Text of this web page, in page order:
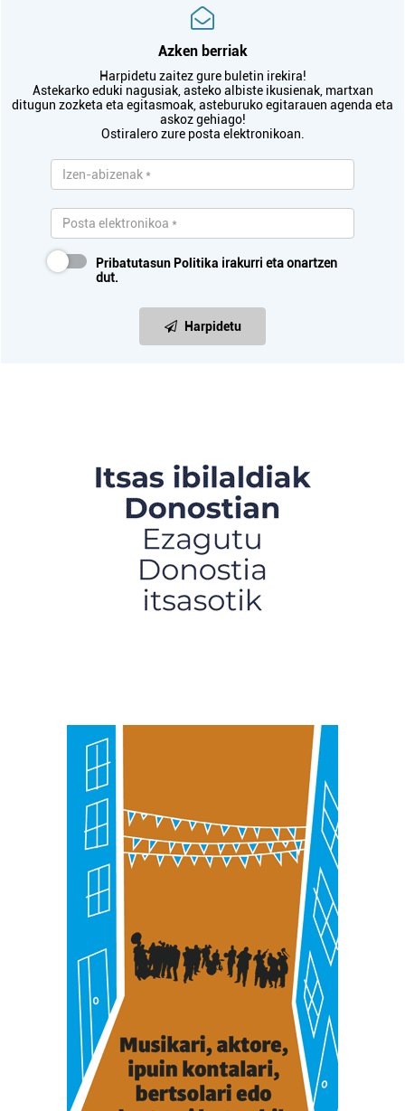
Azken berriak
Harpidetu zaitez gure buletin irekira!
Astekarko eduki nagusiak, asteko albiste ikusienak, martxan
ditugun zozketa eta egitasmoak, asteburuko egitarauen agenda eta
askoz gehiago!
Ostiralero zure posta elektronikoan.
Pribatutasun Politika irakurri eta onartzen
dut.
Harpidetu